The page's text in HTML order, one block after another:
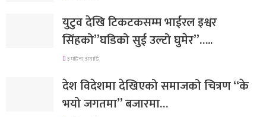
युटुव देखि टिकटकसम्म भाईरल इश्वर
सिंहको”घडिको सुई उल्टो घुमेर”…..
३ महिना अगाडि
देश विदेशमा देखिएको समाजको चित्रण “के
भयो जगतमा” बजारमा…